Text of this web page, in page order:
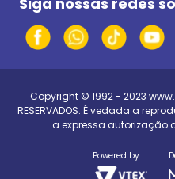
Copyright © 1992 - 2023
RESERVADOS. É vedada a
a expressa autorização
Powered by